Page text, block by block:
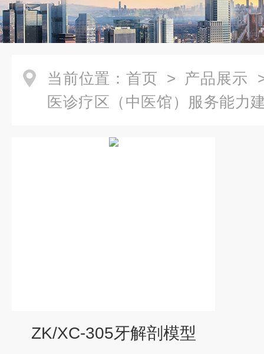
当前位置： 首页 > 产品展示
医诊疗区（中医馆）服务能力
ZK/XC-305牙解剖模型